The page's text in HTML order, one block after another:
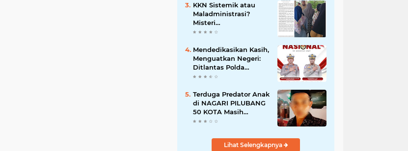
Permainan di Balik
Layar?
KKN Sistemik atau
Maladministrasi?
Misteri
"Dikorbankannya" SDN
Transparansi Pemkot
Padang
Mendedikasikan Kasih,
Menguatkan Negeri:
Ditlantas Polda
Sumbar Apresiasi
sebagai Pilar
Pengabdian
Terduga Predator Anak
di NAGARI PILUBANG
50 KOTA Masih
Berkeliaran
Lihat Selengkapnya